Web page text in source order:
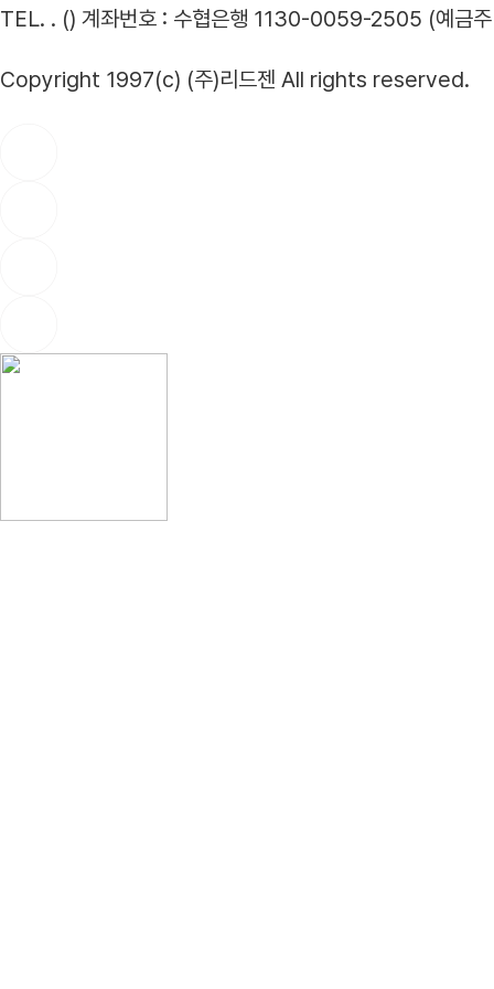
TEL. . () 계좌번호 : 수협은행 1130-0059-2505 (예금주
Copyright 1997(c) (주)리드젠 All rights reserved.